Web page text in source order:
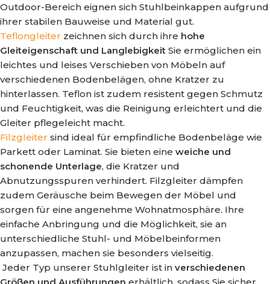
Outdoor-Bereich eignen sich Stuhlbeinkappen aufgrund
ihrer stabilen Bauweise und Material gut.
Teflongleiter zeichnen sich durch ihre hohe
Gleiteigenschaft und Langlebigkeit Sie ermöglichen ein
leichtes und leises Verschieben von Möbeln auf
verschiedenen Bodenbelägen, ohne Kratzer zu
hinterlassen. Teflon ist zudem resistent gegen Schmutz
und Feuchtigkeit, was die Reinigung erleichtert und die
Gleiter pflegeleicht macht.
Filzgleiter sind ideal für empfindliche Bodenbeläge wie
Parkett oder Laminat. Sie bieten eine weiche und
schonende Unterlage, die Kratzer und
Abnutzungsspuren verhindert. Filzgleiter dämpfen
zudem Geräusche beim Bewegen der Möbel und
sorgen für eine angenehme Wohnatmosphäre. Ihre
einfache Anbringung und die Möglichkeit, sie an
unterschiedliche Stuhl- und Möbelbeinformen
anzupassen, machen sie besonders vielseitig.
Jeder Typ unserer Stuhlgleiter ist in verschiedenen